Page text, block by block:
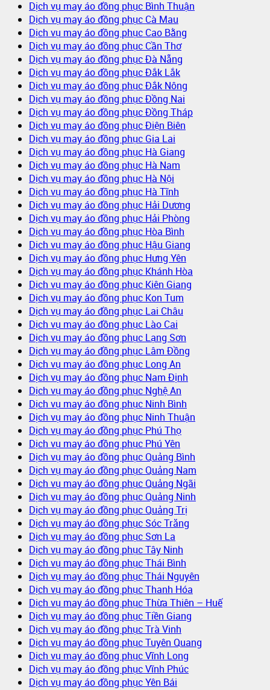
Dịch vụ may áo đồng phục Bình Thuận
Dịch vụ may áo đồng phục Cà Mau
Dịch vụ may áo đồng phục Cao Bằng
Dịch vụ may áo đồng phục Cần Thơ
Dịch vụ may áo đồng phục Đà Nẵng
Dịch vụ may áo đồng phục Đắk Lắk
Dịch vụ may áo đồng phục Đắk Nông
Dịch vụ may áo đồng phục Đồng Nai
Dịch vụ may áo đồng phục Đồng Tháp
Dịch vụ may áo đồng phục Điện Biên
Dịch vụ may áo đồng phục Gia Lai
Dịch vụ may áo đồng phục Hà Giang
Dịch vụ may áo đồng phục Hà Nam
Dịch vụ may áo đồng phục Hà Nội
Dịch vụ may áo đồng phục Hà Tĩnh
Dịch vụ may áo đồng phục Hải Dương
Dịch vụ may áo đồng phục Hải Phòng
Dịch vụ may áo đồng phục Hòa Bình
Dịch vụ may áo đồng phục Hậu Giang
Dịch vụ may áo đồng phục Hưng Yên
Dịch vụ may áo đồng phục Khánh Hòa
Dịch vụ may áo đồng phục Kiên Giang
Dịch vụ may áo đồng phục Kon Tum
Dịch vụ may áo đồng phục Lai Châu
Dịch vụ may áo đồng phục Lào Cai
Dịch vụ may áo đồng phục Lạng Sơn
Dịch vụ may áo đồng phục Lâm Đồng
Dịch vụ may áo đồng phục Long An
Dịch vụ may áo đồng phục Nam Định
Dịch vụ may áo đồng phục Nghệ An
Dịch vụ may áo đồng phục Ninh Bình
Dịch vụ may áo đồng phục Ninh Thuận
Dịch vụ may áo đồng phục Phú Thọ
Dịch vụ may áo đồng phục Phú Yên
Dịch vụ may áo đồng phục Quảng Bình
Dịch vụ may áo đồng phục Quảng Nam
Dịch vụ may áo đồng phục Quảng Ngãi
Dịch vụ may áo đồng phục Quảng Ninh
Dịch vụ may áo đồng phục Quảng Trị
Dịch vụ may áo đồng phục Sóc Trăng
Dịch vụ may áo đồng phục Sơn La
Dịch vụ may áo đồng phục Tây Ninh
Dịch vụ may áo đồng phục Thái Bình
Dịch vụ may áo đồng phục Thái Nguyên
Dịch vụ may áo đồng phục Thanh Hóa
Dịch vụ may áo đồng phục Thừa Thiên – Huế
Dịch vụ may áo đồng phục Tiền Giang
Dịch vụ may áo đồng phục Trà Vinh
Dịch vụ may áo đồng phục Tuyên Quang
Dịch vụ may áo đồng phục Vĩnh Long
Dịch vụ may áo đồng phục Vĩnh Phúc
Dịch vụ may áo đồng phục Yên Bái